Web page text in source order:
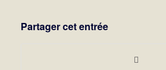
Partager cet entrée